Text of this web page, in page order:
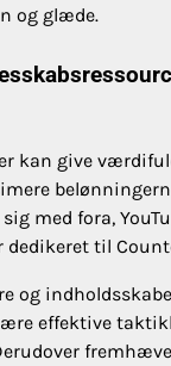
og glæde.
kan give
med fora,
dedikeret til
og
effektive